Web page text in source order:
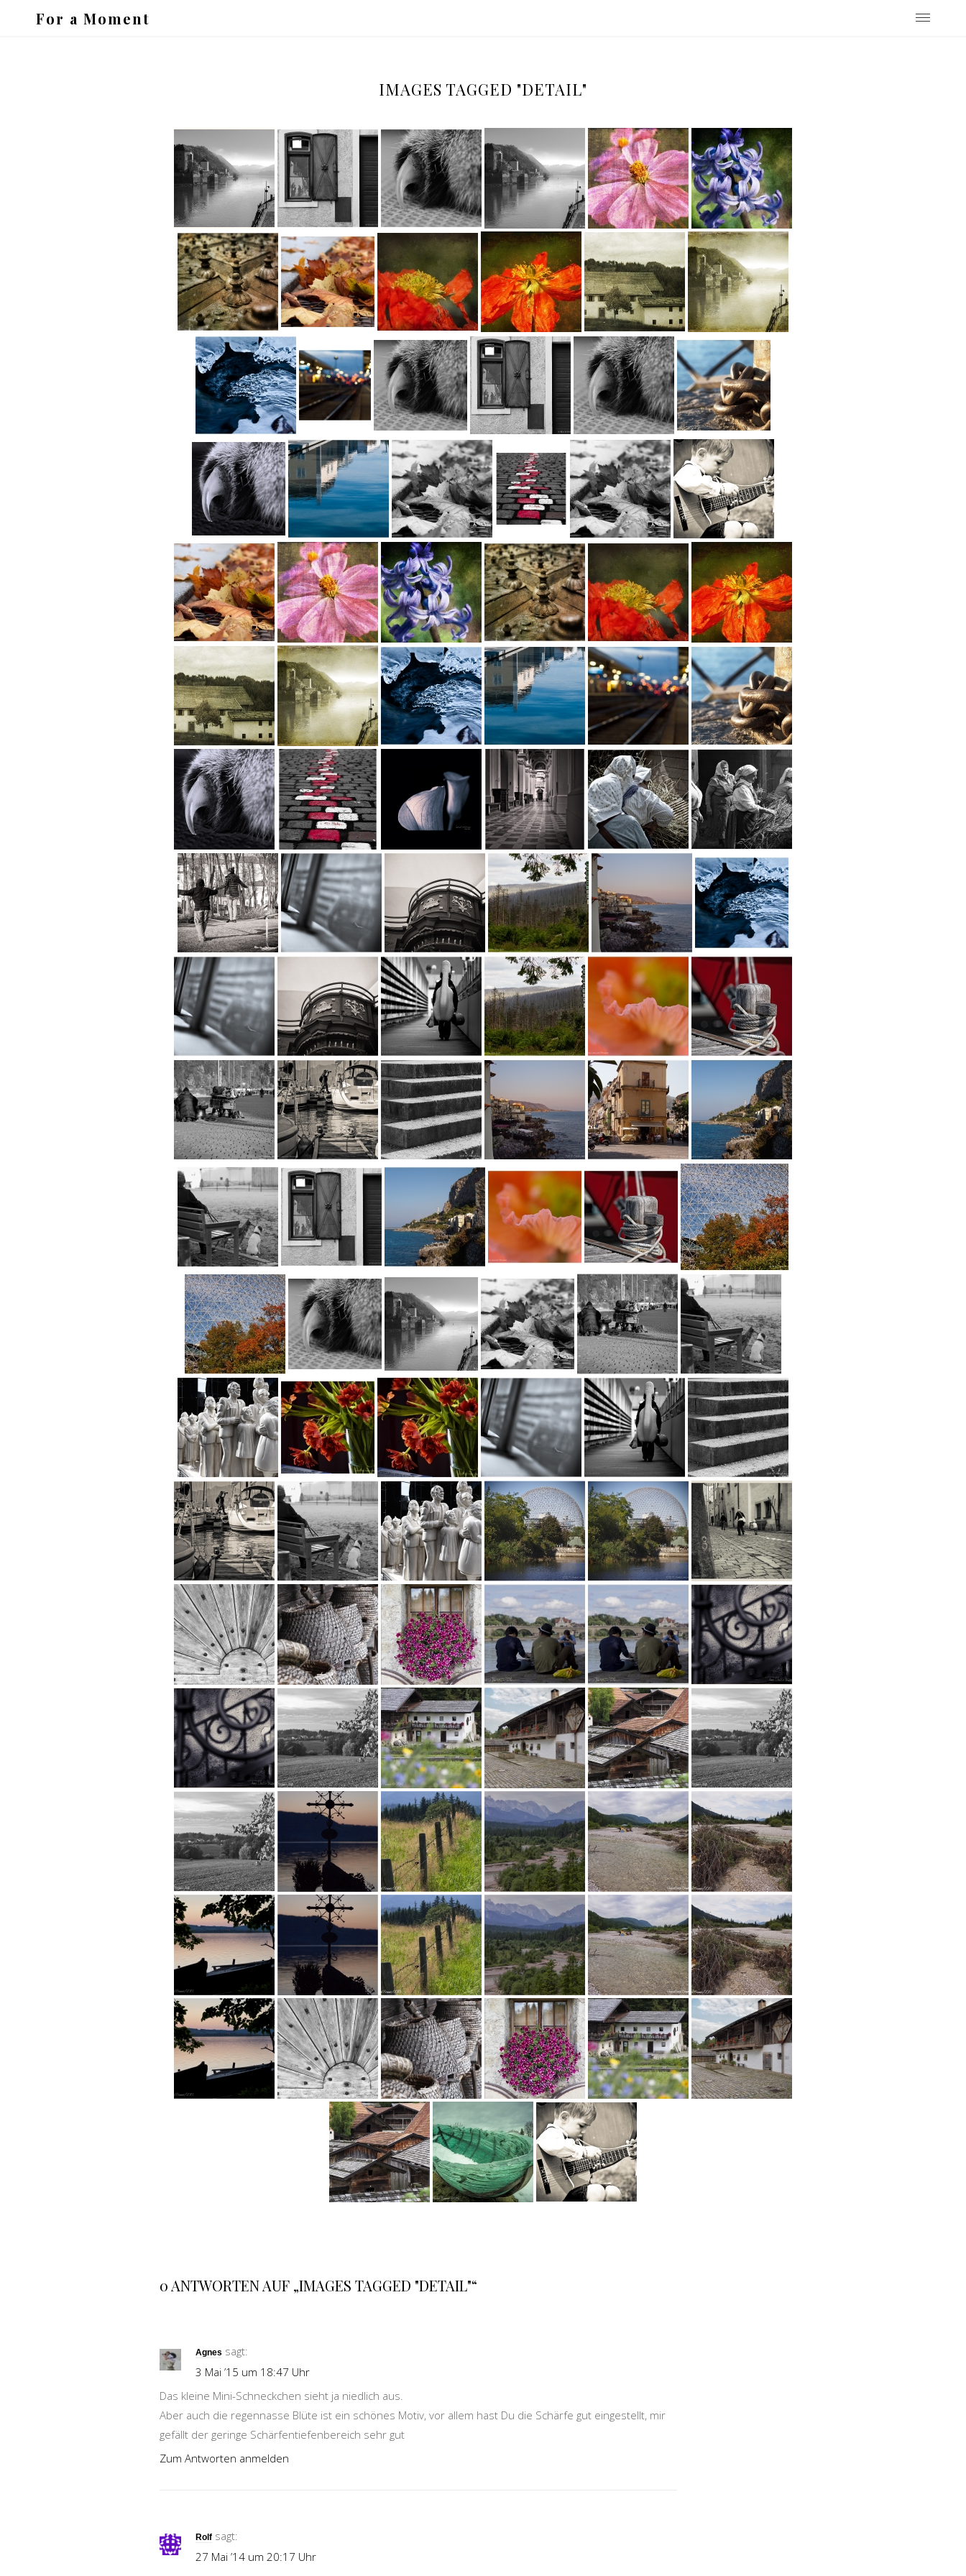
For a Moment
IMAGES TAGGED "DETAIL"
0 ANTWORTEN AUF „IMAGES TAGGED "DETAIL"“
Agnes sagt:
3 Mai ’15 um 18:47 Uhr
Das kleine Mini-Schneckchen sieht ja niedlich aus.
Aber auch die regennasse Blüte ist ein schönes Motiv, vor allem hast Du die Schärfe gut eingestellt, mir
gefällt der geringe Schärfentiefenbereich sehr gut
Zum Antworten anmelden
Rolf sagt:
27 Mai ’14 um 20:17 Uhr